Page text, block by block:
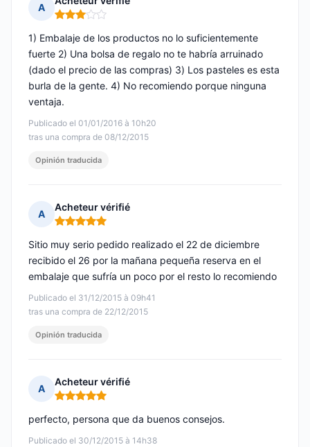
A
Nota: 3 de 5
Publicado el 01/01/2016 à 10h20
tras una compra de 08/12/2015
1) Embalaje de los productos no lo suficientemente
fuerte 2) Una bolsa de regalo no te habría arruinado
(dado el precio de las compras) 3) Los pasteles es esta
burla de la gente. 4) No recomiendo porque ninguna
ventaja.
Opinión traducida
A
Acheteur vérifié
Nota: 5 de 5
Publicado el 31/12/2015 à 09h41
tras una compra de 22/12/2015
Sitio muy serio pedido realizado el 22 de diciembre
recibido el 26 por la mañana pequeña reserva en el
embalaje que sufría un poco por el resto lo recomiendo
Opinión traducida
A
Acheteur vérifié
Nota: 5 de 5
Publicado el 30/12/2015 à 14h38
perfecto, persona que da buenos consejos.